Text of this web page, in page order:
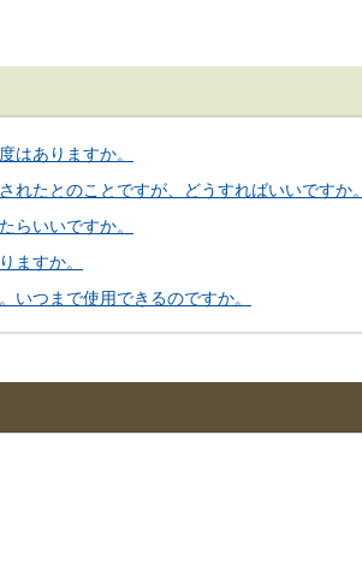
はありますか。
れたとのことですが、どうすればいいですか。
らいいですか。
ますか。
いつまで使用できるのですか。